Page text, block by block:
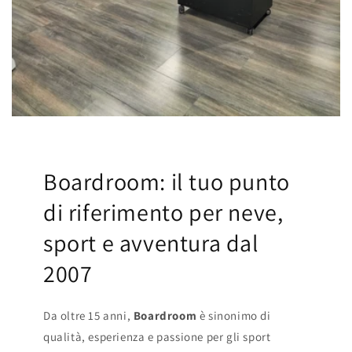
Boardroom: il tuo punto
di riferimento per neve,
sport e avventura dal
2007
Da oltre 15 anni, Boardroom è sinonimo di
qualità, esperienza e passione per gli sport